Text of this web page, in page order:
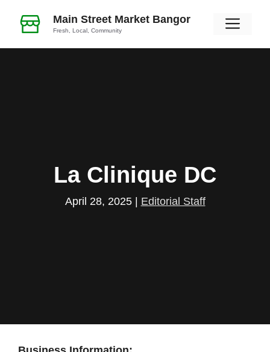
Main Street Market Bangor
Fresh, Local, Community
La Clinique DC
April 28, 2025 Editorial Staff